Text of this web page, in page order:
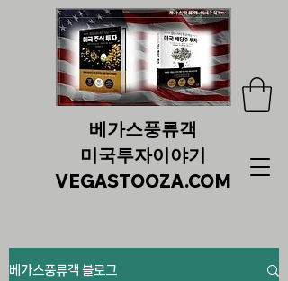
베가스풍류객
미국투자이야기
VEGASTOOZA.COM
베가스풍류객 블로그